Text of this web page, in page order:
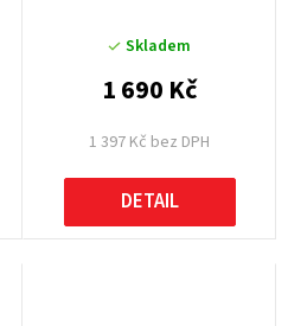
Skladem
1 397 Kč bez DPH
1 690 Kč
DETAIL